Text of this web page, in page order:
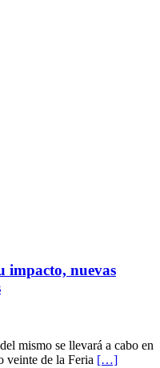
impacto, nuevas
mismo se llevará a cabo en
veinte de la Feria […]